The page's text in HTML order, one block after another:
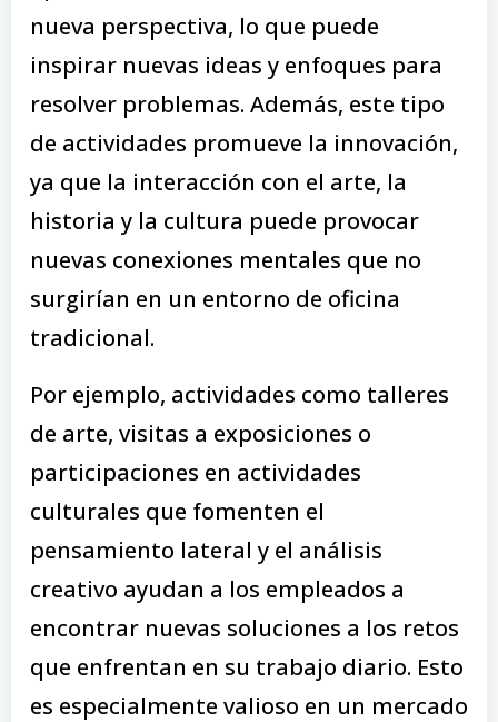
nueva perspectiva, lo que puede
inspirar nuevas ideas y enfoques para
resolver problemas. Además, este tipo
de actividades promueve la innovación,
ya que la interacción con el arte, la
historia y la cultura puede provocar
nuevas conexiones mentales que no
surgirían en un entorno de oficina
tradicional.
Por ejemplo, actividades como talleres
de arte, visitas a exposiciones o
participaciones en actividades
culturales que fomenten el
pensamiento lateral y el análisis
creativo ayudan a los empleados a
encontrar nuevas soluciones a los retos
que enfrentan en su trabajo diario. Esto
es especialmente valioso en un mercado